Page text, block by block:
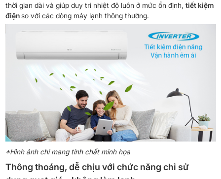
thời gian dài và giúp duy trì nhiệt độ luôn ở mức ổn định, tiết kiệm
điệnso với các dòng máy lạnh thông thường.
*Hình ảnh chỉ mang tính chất minh họa
Thông thoáng, dễ chịu với chức năng chỉ sử